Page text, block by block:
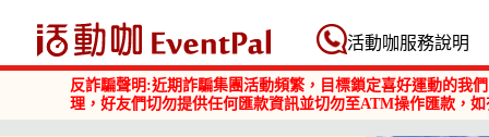
活動咖 Eventpal
活動咖服務說明
反詐騙聲明:近期詐騙集團活動頻繁，目標鎖定喜好運動的我
理，好友們切勿提供任何匯款資訊並切勿至ATM操作匯款，